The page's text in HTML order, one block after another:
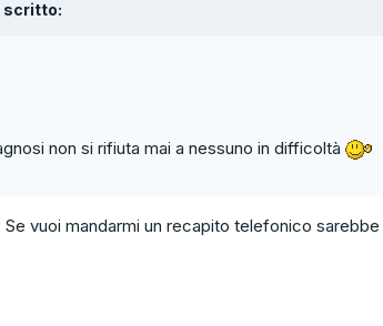
scritto:
non si rifiuta mai a nessuno in difficoltà
vuoi mandarmi un recapito telefonico sarebbe